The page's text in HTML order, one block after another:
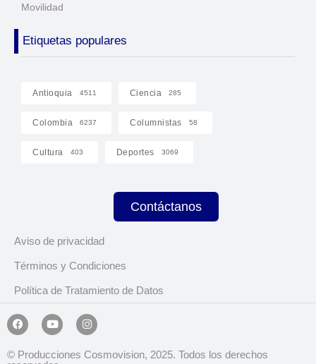
Movilidad
Etiquetas populares
Antioquia 4511 Ciencia 285
Colombia 6237 Columnistas 58
Cultura 403 Deportes 3069
Contáctanos
Aviso de privacidad
Términos y Condiciones
Política de Tratamiento de Datos
© Producciones Cosmovision, 2025. Todos los derechos